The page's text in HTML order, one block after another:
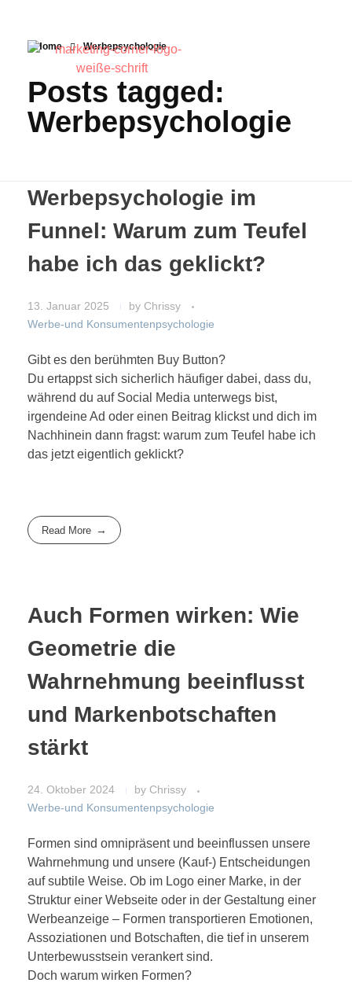
Home Werbepsychologie
Posts tagged:
Werbepsychologie
Werbepsychologie im
Funnel: Warum zum Teufel
habe ich das geklickt?
13. Januar 2025 by Chrissy
Werbe-und Konsumentenpsychologie
Gibt es den berühmten Buy Button?
Du ertappst sich sicherlich häufiger dabei, dass du,
während du auf Social Media unterwegs bist,
irgendeine Ad oder einen Beitrag klickst und dich im
Nachhinein dann fragst: warum zum Teufel habe ich
das jetzt eigentlich geklickt?
Read More
Auch Formen wirken: Wie
Geometrie die
Wahrnehmung beeinflusst
und Markenbotschaften
stärkt
24. Oktober 2024 by Chrissy
Werbe-und Konsumentenpsychologie
Formen sind omnipräsent und beeinflussen unsere
Wahrnehmung und unsere (Kauf-) Entscheidungen
auf subtile Weise. Ob im Logo einer Marke, in der
Struktur einer Webseite oder in der Gestaltung einer
Werbeanzeige – Formen transportieren Emotionen,
Assoziationen und Botschaften, die tief in unserem
Unterbewusstsein verankert sind.
Doch warum wirken Formen?